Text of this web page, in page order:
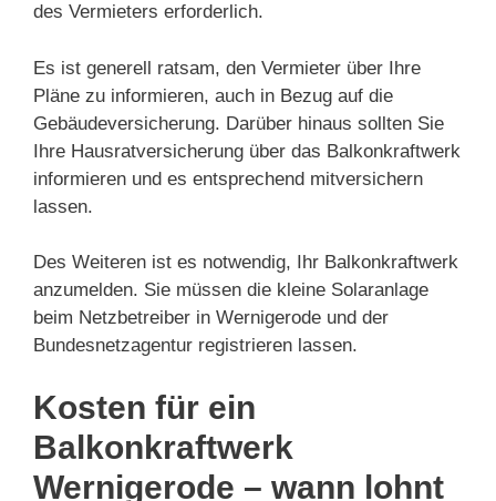
des Vermieters erforderlich.
Es ist generell ratsam, den Vermieter über Ihre
Pläne zu informieren, auch in Bezug auf die
Gebäudeversicherung. Darüber hinaus sollten Sie
Ihre Hausratversicherung über das Balkonkraftwerk
informieren und es entsprechend mitversichern
lassen.
Des Weiteren ist es notwendig, Ihr Balkonkraftwerk
anzumelden. Sie müssen die kleine Solaranlage
beim Netzbetreiber in Wernigerode und der
Bundesnetzagentur registrieren lassen.
Kosten für ein
Balkonkraftwerk
Wernigerode – wann lohnt